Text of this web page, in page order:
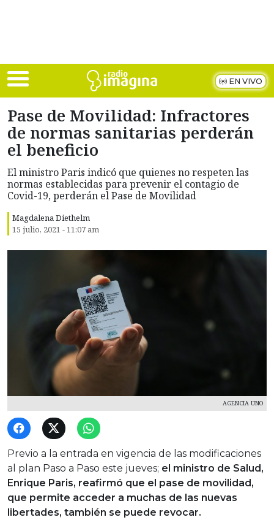
EN VIVO
Pase de Movilidad: Infractores
de normas sanitarias perderán
el beneficio
El ministro Paris indicó que quienes no respeten las
normas establecidas para prevenir el contagio de
Covid-19, perderán el Pase de Movilidad
Magdalena Diethelm
15 julio, 2021 - 11:07 am
AGENCIA UNO
Previo a la entrada en vigencia de las modificaciones
al plan Paso a Paso este jueves; el ministro de Salud,
Enrique Paris, reafirmó que el pase de movilidad,
que permite acceder a muchas de las nuevas
libertades, también se puede revocar.